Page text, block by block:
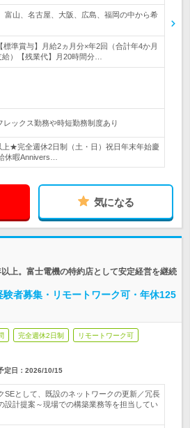
富山、名古屋、大阪、広島、福岡の中から希
標準賞与】月給2ヵ月分×年2回（合計年4か月
）【残業代】月20時間分…
ックス勤務や時短勤務制度あり
★完全週休2日制（土・日）祝日年末年始慶
休暇Annivers…
気になる
上。富士電機の特約店として安定経営を継続
験者募集・リモートワーク可・年休125
完全週休2日制 リモートワーク可
定日： 2026/10/15
SEとして、既設のネットワークの更新／冗長
設計提案～現場での構築業務等を担当してい